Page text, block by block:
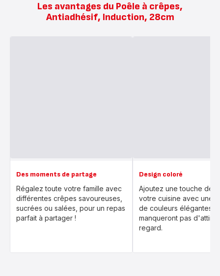
Les avantages du Poêle à crêpes,
Antiadhésif, Induction, 28cm
Des moments de partage
Régalez toute votre famille avec
différentes crêpes savoureuses,
sucrées ou salées, pour un repas
parfait à partager !
Design coloré
Ajoutez une touche de
votre cuisine avec une
de couleurs élégantes
manqueront pas
regard.